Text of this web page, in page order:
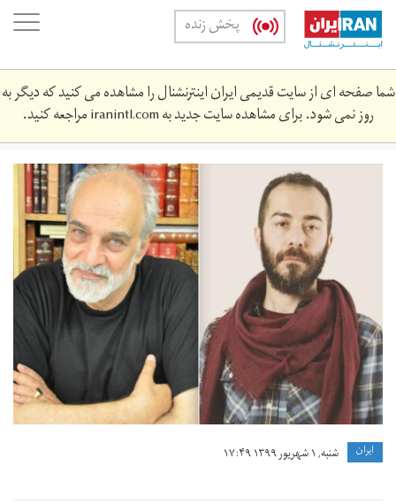
Skip
main
content
پخش زنده
شما صفحه ای از سایت قدیمی ایران اینترنشنال را مشاهده می کنید که دیگر به
روز نمی شود. برای مشاهده سایت جدید بهiranintl.comمراجعه کنید.
website4.jpg
ايران شنبه, ۱ شهریور ۱۳۹۹ ۱۷:۴۹